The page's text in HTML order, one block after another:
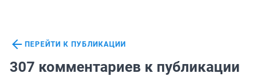
ПЕРЕЙТИ К ПУБЛИКАЦИИ
307 комментариев к публикации